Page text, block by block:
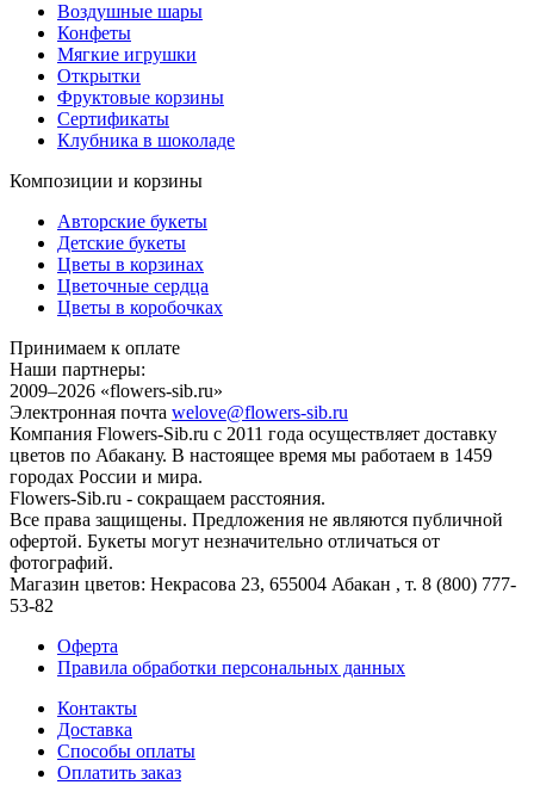
Воздушные шары
Конфеты
Мягкие игрушки
Открытки
Фруктовые корзины
Сертификаты
Клубника в шоколаде
Композиции и корзины
Авторские букеты
Детские букеты
Цветы в корзинах
Цветочные сердца
Цветы в коробочках
Принимаем к оплате
Наши партнеры:
2009–2026 «flowers-sib.ru»
Электронная почта welove@flowers-sib.ru
Компания Flowers-Sib.ru с 2011 года осуществляет доставку
цветов по Абакану. В настоящее время мы работаем в 1459
городах России и мира.
Flowers-Sib.ru - сокращаем расстояния.
Все права защищены. Предложения не являются публичной
офертой. Букеты могут незначительно отличаться от
фотографий.
Магазин цветов: Некрасова 23, 655004 Абакан , т. 8 (800) 777-
53-82
Оферта
Правила обработки персональных данных
Контакты
Доставка
Способы оплаты
Оплатить заказ